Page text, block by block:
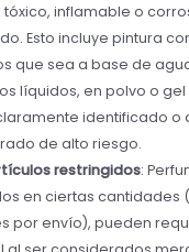
inflamable o
Esto incluye pintura
que sea a base de
líquidos, en polvo o
identificado o
de alto riesgo.
restringidos:
en ciertas cantidades
por envío), pueden